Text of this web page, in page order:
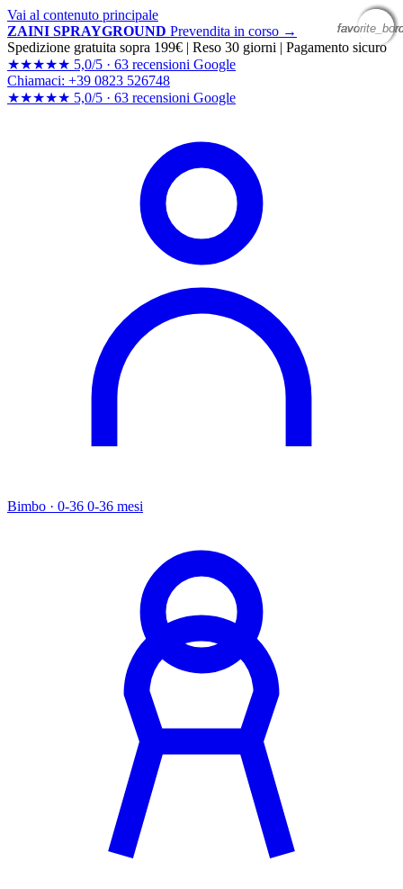
Vai al contenuto principale
ZAINI SPRAYGROUND Prevendita in corso →
Spedizione gratuita sopra 199€ | Reso 30 giorni | Pagamento sicuro
★★★★★ 5,0/5 · 63 recensioni Google
Chiamaci: +39 0823 526748
★★★★★ 5,0/5 · 63 recensioni Google
Bimbo · 0-36 0-36 mesi